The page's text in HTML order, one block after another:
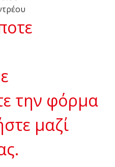
την φόρμα
μαζί